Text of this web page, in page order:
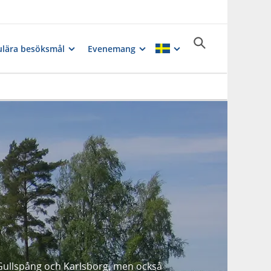
besöksmål Evenemang
och Karlsborg, men också